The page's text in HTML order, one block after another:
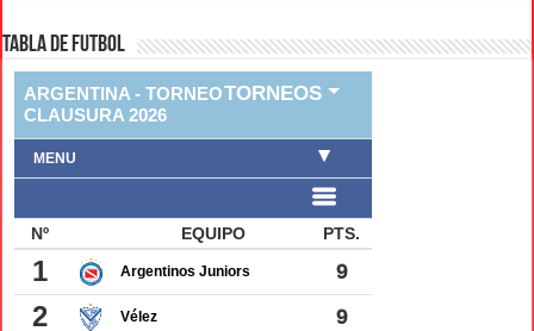
TABLA DE FUTBOL